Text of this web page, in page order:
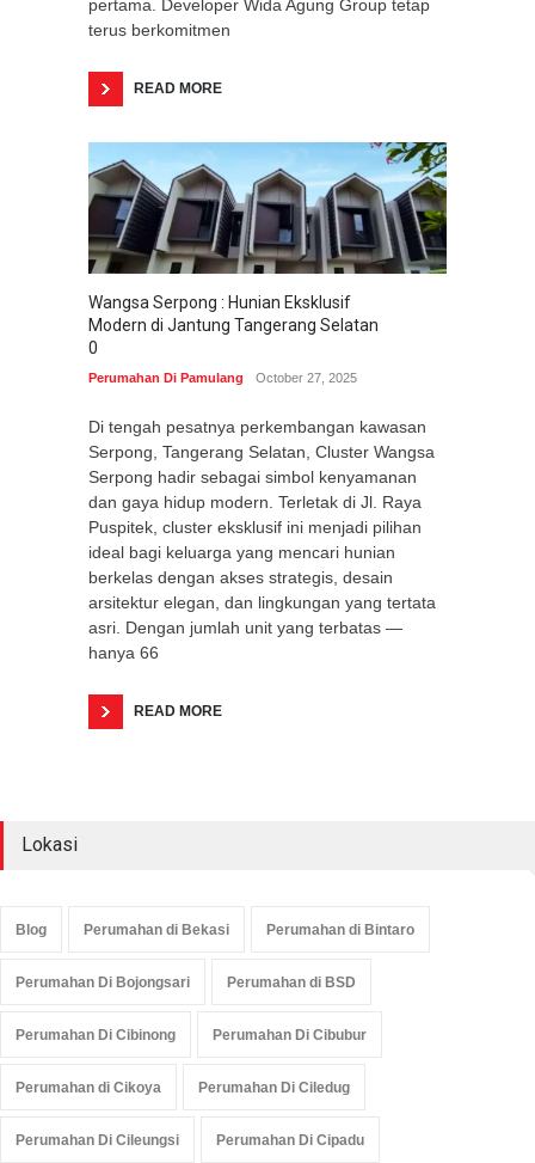
pertama. Developer Wida Agung Group tetap
terus berkomitmen
READ MORE
Wangsa Serpong : Hunian Eksklusif
Modern di Jantung Tangerang Selatan
0
Perumahan Di Pamulang October 27, 2025
Di tengah pesatnya perkembangan kawasan
Serpong, Tangerang Selatan, Cluster Wangsa
Serpong hadir sebagai simbol kenyamanan
dan gaya hidup modern. Terletak di Jl. Raya
Puspitek, cluster eksklusif ini menjadi pilihan
ideal bagi keluarga yang mencari hunian
berkelas dengan akses strategis, desain
arsitektur elegan, dan lingkungan yang tertata
asri. Dengan jumlah unit yang terbatas —
hanya 66
READ MORE
Lokasi
Blog Perumahan di Bekasi Perumahan di Bintaro
Perumahan Di Bojongsari Perumahan di BSD
Perumahan Di Cibinong Perumahan Di Cibubur
Perumahan di Cikoya Perumahan Di Ciledug
Perumahan Di Cileungsi Perumahan Di Cipadu